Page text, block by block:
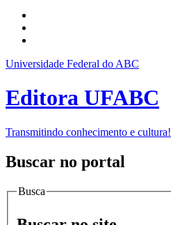
Universidade Federal do ABC
Editora UFABC
Transmitindo conhecimento e cultura!
Buscar no portal
Busca